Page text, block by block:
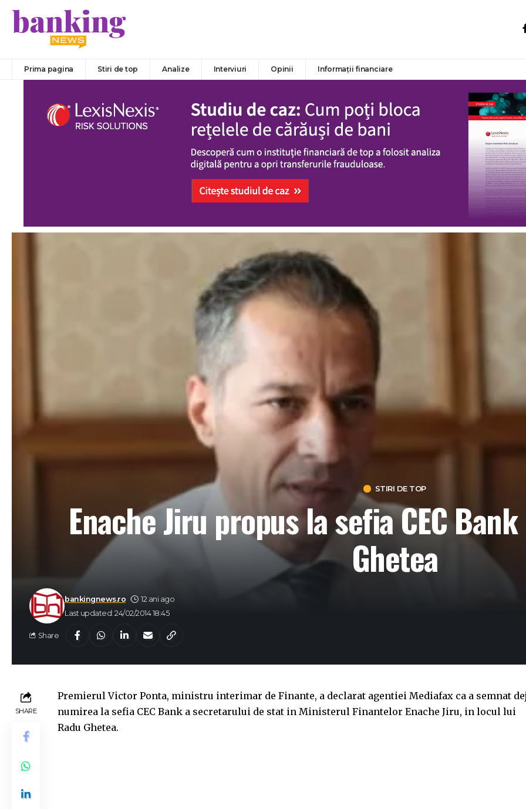
Prima pagina Stiri de top Analize Interviuri Opinii Informații financiare
STIRI DE TOP
Enache Jiru propus la sefia CEC
Ghetea
Last updated: 24/02/2014 18:45
bankingnews.ro 12 ani ago
Share
SHARE
Premierul Victor Ponta, ministru interimar de Finante, a declarat agentiei Mediafax ca a semnat
numirea la sefia CEC Bank a secretarului de stat in Ministerul Finantelor Enache Jiru, in locul lui
Radu Ghetea.